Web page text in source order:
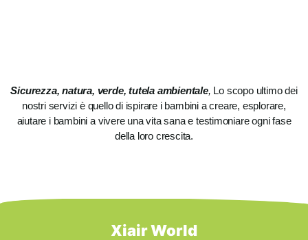
Sicurezza, natura, verde, tutela ambientale, Lo scopo ultimo dei
nostri servizi è quello di ispirare i bambini a creare, esplorare,
aiutare i bambini a vivere una vita sana e testimoniare ogni fase
della loro crescita.
Xiair World